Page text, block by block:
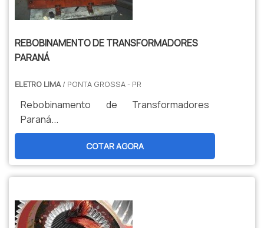
REBOBINAMENTO DE TRANSFORMADORES
PARANÁ
ELETRO LIMA/ PONTA GROSSA - PR
Rebobinamento de Transformadores
Paraná...
COTAR AGORA